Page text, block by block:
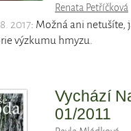
Renata Petříčková
2017: Možná ani netušíte,
výzkumu hmyzu.
Vychází
01/2011